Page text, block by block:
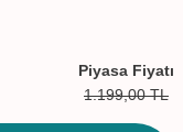
Piyasa Fiyatı
1.199,00TL